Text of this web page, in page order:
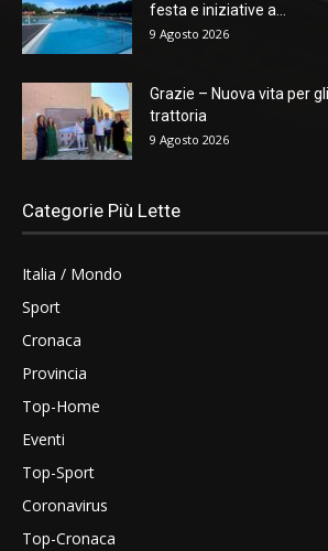
festa e iniziative a...
9 Agosto 2026
Grazie – Nuova vita per
trattoria
9 Agosto 2026
Categorie Più Lette
Italia / Mondo
Sport
Cronaca
Provincia
Top-Home
Eventi
Top-Sport
Coronavirus
Top-Cronaca